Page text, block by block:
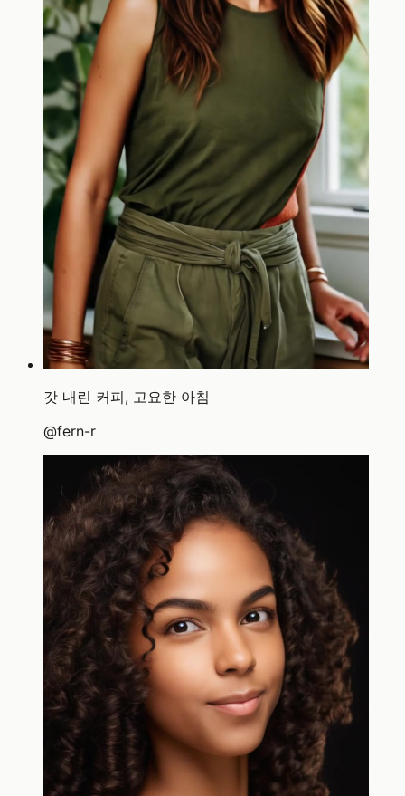
갓 내린 커피, 고요한 아침
@fern-r